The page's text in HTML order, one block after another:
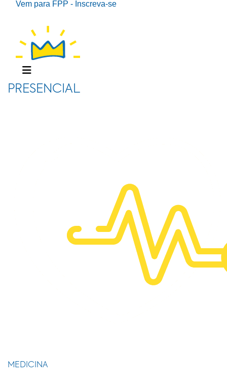
Vem para FPP - Inscreva-se
PRESENCIAL
MEDICINA